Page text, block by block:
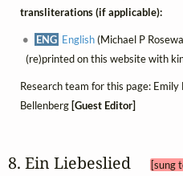
transliterations (if applicable):
ENG English(Michael P
(re)printed on this website with
Research team for this page: Emily
Bellenberg [Guest Editor]
8. Ein Liebeslied [sung